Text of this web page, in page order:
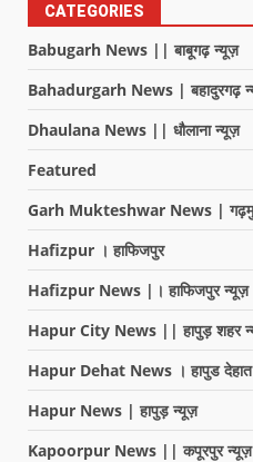
CATEGORIES
Babugarh News || बाबूगढ़ न्यूज़
Bahadurgarh News | बहादुरगढ़
Dhaulana News || धौलाना न्यूज़
Featured
Garh Mukteshwar News |
Hafizpur । हाफिजपुर
Hafizpur News |। हाफिजपुर न्यूज़
Hapur City News || हापुड़ शहर
Hapur Dehat News । हापुड
Hapur News | हापुड़ न्यूज़
Kapoorpur News || कपूरपुर न्यूज़